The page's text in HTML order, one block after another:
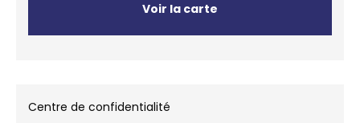
Voir la carte
Centre de confidentialité